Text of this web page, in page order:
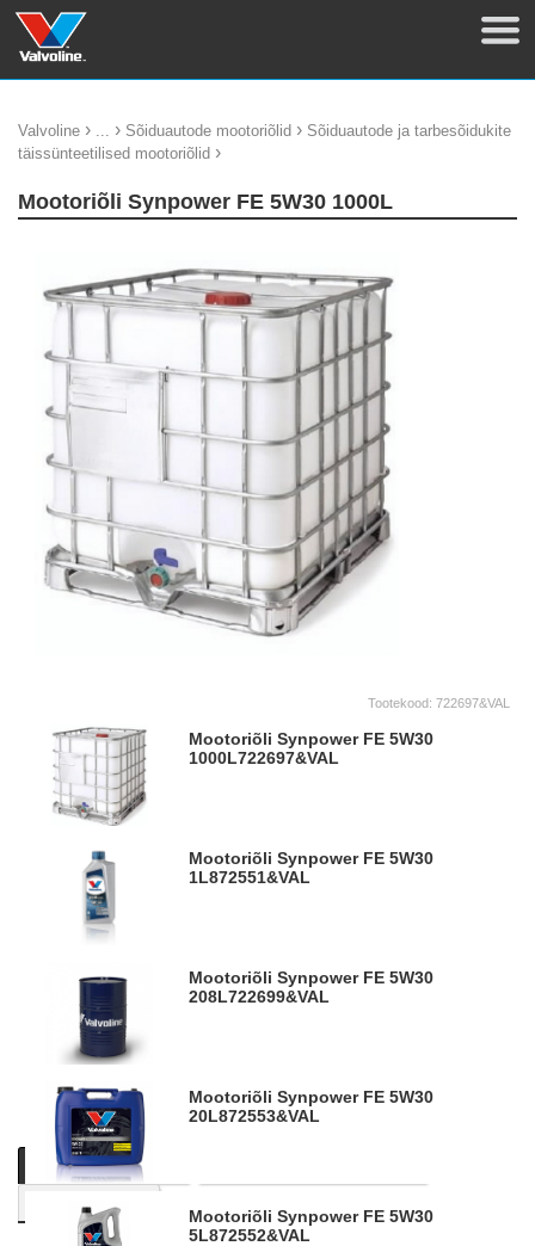
Valvoline › ... › Sõiduautode mootoriõlid › Sõiduautode ja tarbesõidukite
täissünteetilised mootoriõlid ›
Mootoriõli Synpower FE 5W30 1000L
Tootekood: 722697&VAL
Mootoriõli Synpower FE 5W30
1000L722697&VAL
Mootoriõli Synpower FE 5W30
1L872551&VAL
Mootoriõli Synpower FE 5W30
208L722699&VAL
Mootoriõli Synpower FE 5W30
20L872553&VAL
Mootoriõli Synpower FE 5W30
5L872552&VAL
Kirjeldus Tooteinfo
Sarnased tooted